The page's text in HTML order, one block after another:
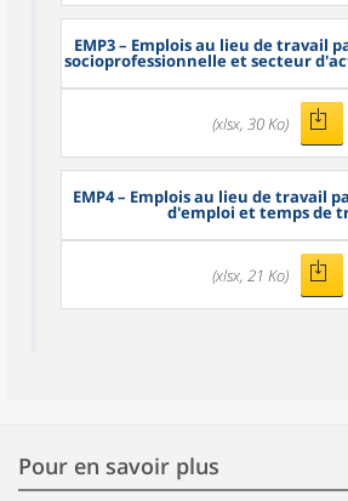
EMP3– Emplois au lieu de travail
socioprofessionnelle et secteur
(xlsx, 30 Ko)
EMP4– Emplois au lieu de travail
d'emploi et temps de
(xlsx, 21 Ko)
Pour en savoir plus